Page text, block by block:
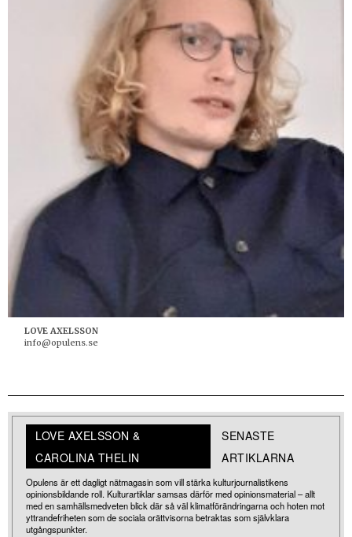
LOVE AXELSSON
info@opulens.se
LOVE AXELSSON &
CAROLINA THELIN
SENASTE
ARTIKLARNA
Opulens är ett dagligt nätmagasin som vill stärka kulturjournalistikens
opinionsbildande roll. Kulturartiklar samsas därför med opinionsmaterial – allt
med en samhällsmedveten blick där så väl klimatförändringarna och hoten mot
yttrandefriheten som de sociala orättvisorna betraktas som självklara
utgångspunkter.